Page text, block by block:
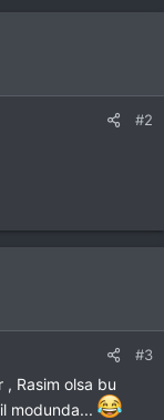
#2
#3
Rasim olsa bu
modunda...